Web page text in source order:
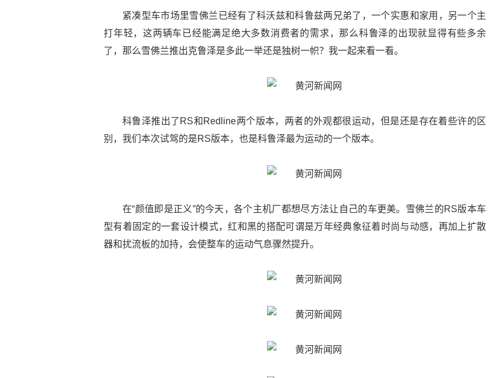
紧凑型车市场里雪佛兰已经有了科沃兹和科鲁兹两兄弟了，一个实惠和家用，另一个主
打年轻，这两辆车已经能满足绝大多数消费者的需求，那么科鲁泽的出现就显得有些多余
了，那么雪佛兰推出克鲁泽是多此一举还是独树一帜？我一起来看一看。
科鲁泽推出了RS和Redline两个版本，两者的外观都很运动，但是还是存在着些许的区
别，我们本次试驾的是RS版本，也是科鲁泽最为运动的一个版本。
在“颜值即是正义”的今天，各个主机厂都想尽方法让自己的车更美。雪佛兰的RS版本车
型有着固定的一套设计模式，红和黑的搭配可谓是万年经典象征着时尚与动感，再加上扩散
器和扰流板的加持，会使整车的运动气息骤然提升。